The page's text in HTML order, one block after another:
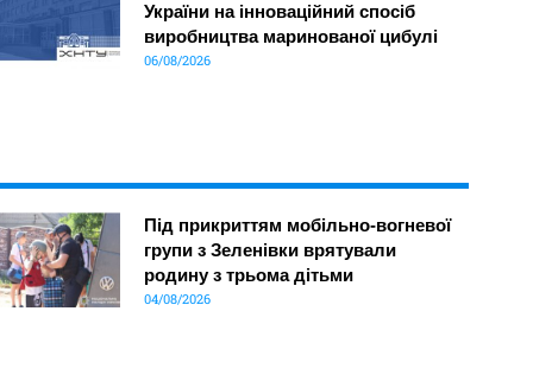
України на інноваційний спосіб
виробництва маринованої цибулі
06/08/2026
Під прикриттям мобільно-вогневої
групи з Зеленівки врятували
родину з трьома дітьми
04/08/2026